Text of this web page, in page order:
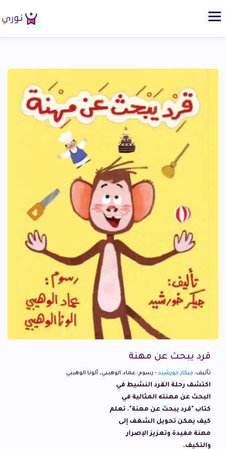
قرد يبحث عن مهنة
تأليف: جيكار خورشيد- رسوم: عماد الوهيبي، ألونا الوهيبي
اكتشف رحلة القرد النشيط في
البحث عن مهنته المثالية في
كتاب "قرد يبحث عن مهنة". تعلم
كيف يمكن تحويل الشغف إلى
مهنة مفيدة وتعزيز الإصرار
والتكيف.